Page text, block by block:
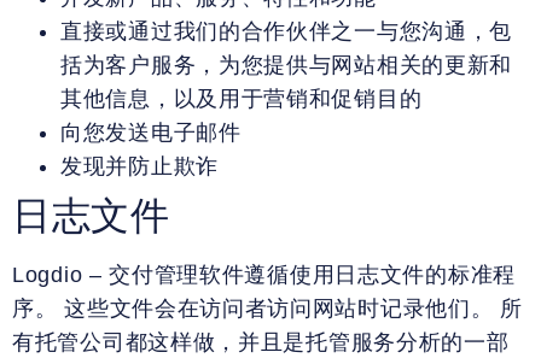
直接或通过我们的合作伙伴之一与您沟通，包
括为客户服务，为您提供与网站相关的更新和
其他信息，以及用于营销和促销目的
向您发送电子邮件
发现并防止欺诈
日志文件
Logdio – 交付管理软件遵循使用日志文件的标准程
序。 这些文件会在访问者访问网站时记录他们。 所
有托管公司都这样做，并且是托管服务分析的一部